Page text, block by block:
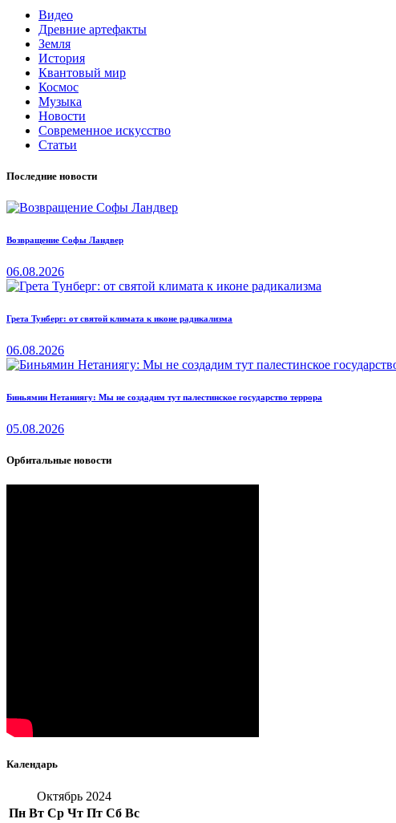
Видео
Древние артефакты
Земля
История
Квантовый мир
Космос
Музыка
Новости
Современное искусство
Статьи
Последние новости
Возвращение Софы Ландвер
06.08.2026
Грета Тунберг: от святой климата к иконе радикализма
06.08.2026
Биньямин Нетаниягу: Мы не создадим тут палестинское государство террора
05.08.2026
Орбитальные новости
Календарь
Октябрь 2024
Пн Вт Ср Чт Пт Сб Вс